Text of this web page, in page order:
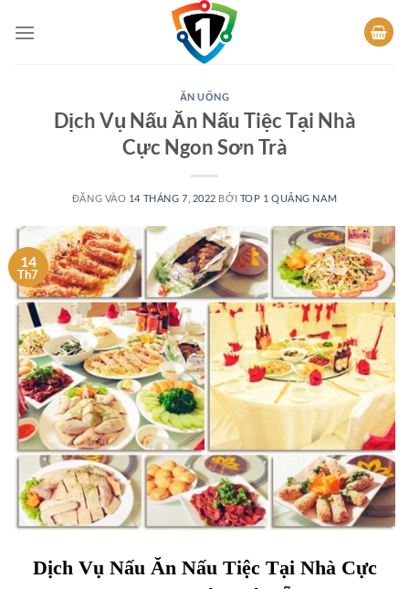
qua
ĂN UỐNG
Dịch Vụ Nấu Ăn Nấu Tiệc Tại Nhà
Cực Ngon Sơn Trà
ĐĂNG VÀO 14 THÁNG 7, 2022 BỞI TOP 1 QUẢNG NAM
14
Th7
Dịch Vụ Nấu Ăn Nấu Tiệc Tại Nhà Cực